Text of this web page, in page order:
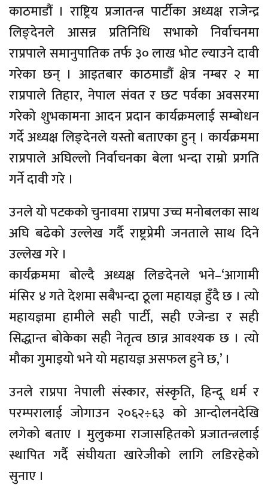
काठमाडौं । राष्ट्रिय प्रजातन्त्र पार्टीका अध्यक्ष राजेन्द्र
लिङ्देनले आसन्न प्रतिनिधि सभाको निर्वाचनमा
राप्रपाले समानुपातिक तर्फ ३० लाख भोट ल्याउने दावी
गरेका छन् । आइतबार काठमाडौं क्षेत्र नम्बर २ मा
राप्रपाले तिहार, नेपाल संवत र छट पर्वका अवसरमा
गरेको शुभकामना आदन प्रदान कार्यक्रमलाई सम्बोधन
गर्दे अध्यक्ष लिङ्देनले यस्तो बताएका हुन् । कार्यक्रममा
राप्रपाले अघिल्लो निर्वाचनका बेला भन्दा राम्रो प्रगति
गर्ने दावी गरे ।
उनले यो पटकको चुनावमा राप्रपा उच्च मनोबलका साथ
अघि बढेको उल्लेख गर्दै राष्ट्रप्रेमी जनताले साथ दिने
उल्लेख गरे ।
कार्यक्रममा बोल्दै अध्यक्ष लिङदेनले भने–‘आगामी
मंसिर ४ गते देशमा सबैभन्दा ठूला महायज्ञ हुँदै छ । त्यो
महायज्ञमा हामीले सही पार्टी, सही एजेन्डा र सही
सिद्धान्त बोकेका सही नेतृत्व छान्न आवश्यक छ । त्यो
मौका गुमाइयो भने यो महायज्ञ असफल हुने छ,’ ।
उनले राप्रपा नेपाली संस्कार, संस्कृति, हिन्दू धर्म र
परम्परालाई जोगाउन २०६२÷६३ को आन्दोलनदेखि
लगेको बताए । मुलुकमा राजासहितको प्रजातन्त्रलाई
स्थापित गर्दै संघीयता खारेजीको लागि लडिरहेको
सुनाए ।